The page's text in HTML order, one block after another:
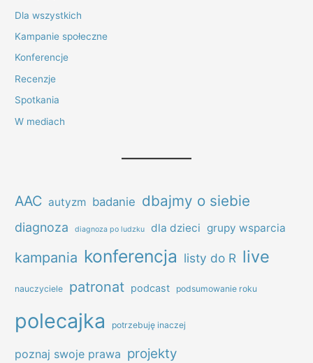
Dla wszystkich
Kampanie społeczne
Konferencje
Recenzje
Spotkania
W mediach
AAC autyzm badanie dbajmy o siebie
diagnoza diagnoza po ludzku dla dzieci grupy wsparcia
kampania konferencja listy do R live
nauczyciele patronat podcast podsumowanie roku
polecajka potrzebuję inaczej
poznaj swoje prawa projekty